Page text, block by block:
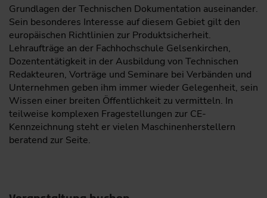
Grundlagen der Technischen Dokumentation auseinander.
Sein besonderes Interesse auf diesem Gebiet gilt den
europäischen Richtlinien zur Produktsicherheit.
Lehraufträge an der Fachhochschule ­Gelsenkirchen,
Dozententätigkeit in der Ausbildung von Technischen
Redakteuren, Vorträge und Seminare bei Verbänden und
Unternehmen geben ihm immer wieder Gelegenheit, sein
Wissen einer breiten Öffentlichkeit zu vermitteln. In
teilweise komplexen Fragestellungen zur CE-
Kennzeichnung steht er vielen Maschinenherstellern
beratend zur Seite.